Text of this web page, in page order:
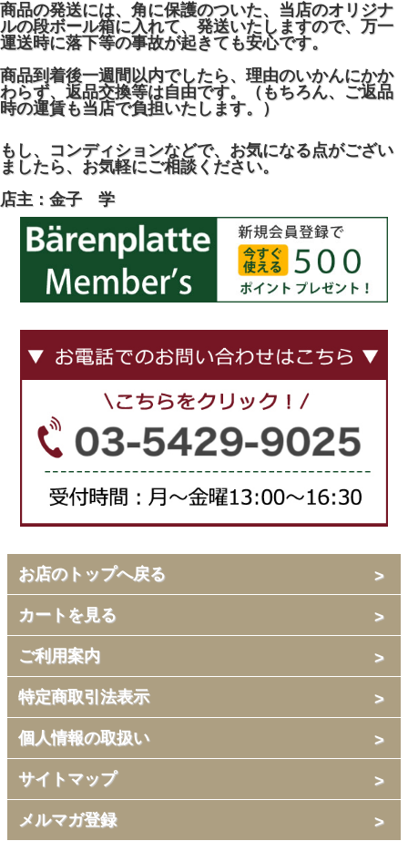
商品の発送には、角に保護のついた、当店のオリジナ
ルの段ボール箱に入れて、発送いたしますので、万一
運送時に落下等の事故が起きても安心です。
商品到着後一週間以内でしたら、理由のいかんにかか
わらず、返品交換等は自由です。（もちろん、ご返品
時の運賃も当店で負担いたします。）
もし、コンディションなどで、お気になる点がござい
ましたら、お気軽にご相談ください。
店主：金子 学
お店のトップへ戻る
カートを見る
ご利用案内
特定商取引法表示
個人情報の取扱い
サイトマップ
メルマガ登録